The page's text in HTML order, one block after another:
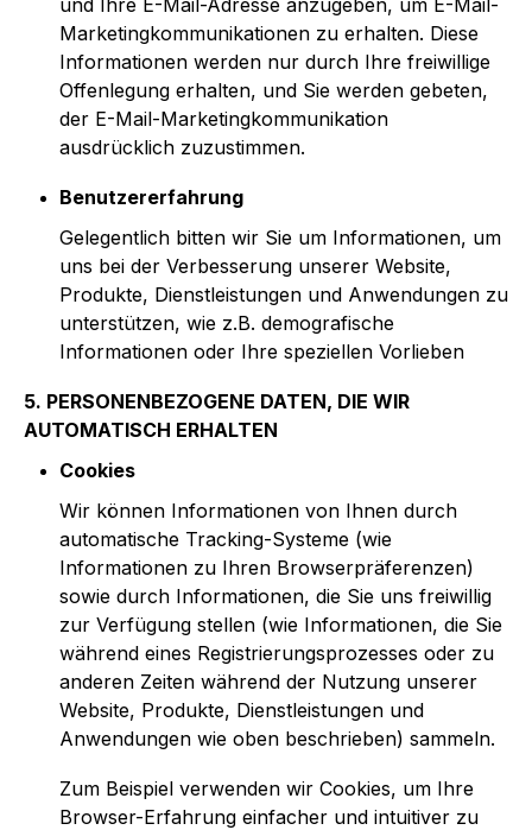
und Ihre E-Mail-Adresse anzugeben, um E-Mail-
Marketingkommunikationen zu erhalten. Diese
Informationen werden nur durch Ihre freiwillige
Offenlegung erhalten, und Sie werden gebeten,
der E-Mail-Marketingkommunikation
ausdrücklich zuzustimmen.
Benutzererfahrung
Gelegentlich bitten wir Sie um Informationen, um
uns bei der Verbesserung unserer Website,
Produkte, Dienstleistungen und Anwendungen zu
unterstützen, wie z.B. demografische
Informationen oder Ihre speziellen Vorlieben
5. PERSONENBEZOGENE DATEN, DIE WIR
AUTOMATISCH ERHALTEN
Cookies
Wir können Informationen von Ihnen durch
automatische Tracking-Systeme (wie
Informationen zu Ihren Browserpräferenzen)
sowie durch Informationen, die Sie uns freiwillig
zur Verfügung stellen (wie Informationen, die Sie
während eines Registrierungsprozesses oder zu
anderen Zeiten während der Nutzung unserer
Website, Produkte, Dienstleistungen und
Anwendungen wie oben beschrieben) sammeln.
Zum Beispiel verwenden wir Cookies, um Ihre
Browser-Erfahrung einfacher und intuitiver zu